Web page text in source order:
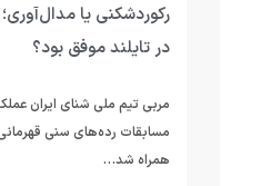
رکوردشکنی یا
در تایلند موفق بود؟
مربی تیم ملی شنای ایران
همراه شد…